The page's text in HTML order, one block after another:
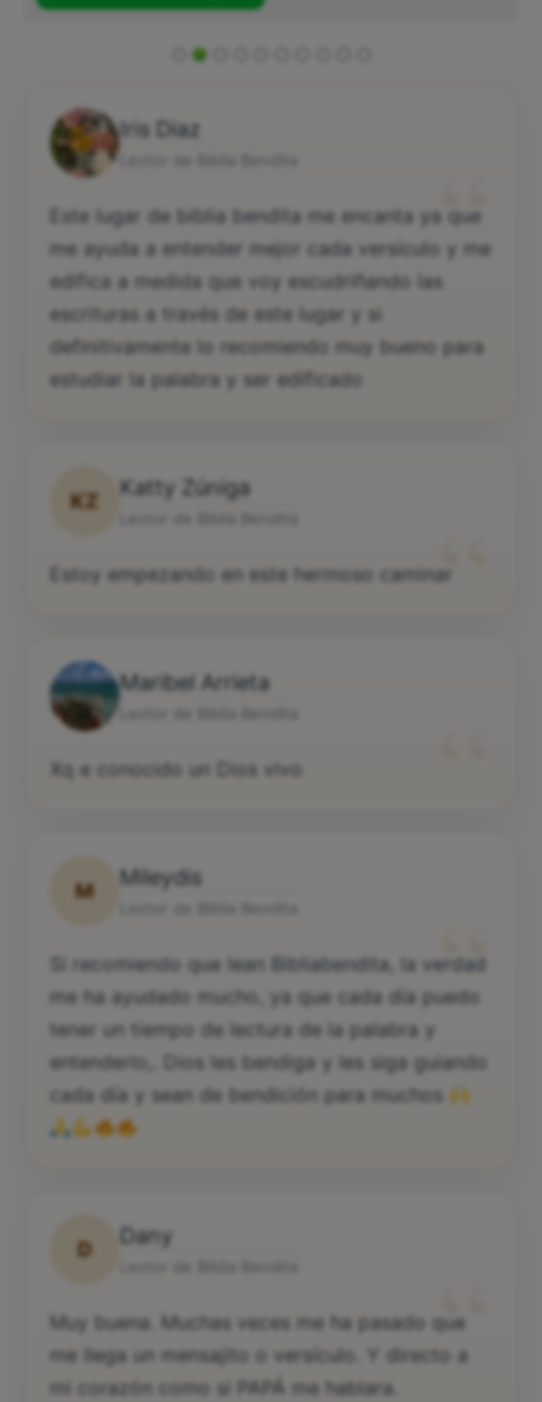
Iris Diaz
“
Este lugar de biblia bendita me encanta ya que
me ayuda a entender mejor cada versículo y me
edifica a medida que voy escudriñando las
escrituras a través de este lugar y si
definitivamente lo recomiendo muy bueno para
estudiar la palabra y ser edificado
KZ
Katty Zúniga
“
Estoy empezando en este hermoso caminar
Maribel Arrieta
Xq e conocido un Dios vivo
M
Mileydis
“
Si recomiendo que lean Bibliabendita, la verdad
me ha ayudado mucho, ya que cada día puedo
tener un tiempo de lectura de la palabra y
entenderlo,. Dios les bendiga y les siga guiando
cada día y sean de bendición para muchos
D
Dany
“
Muy buena. Muchas veces me ha pasado que
me llega un mensajito o versículo. Y directo a
mi corazón como si PAPÁ me hablara.